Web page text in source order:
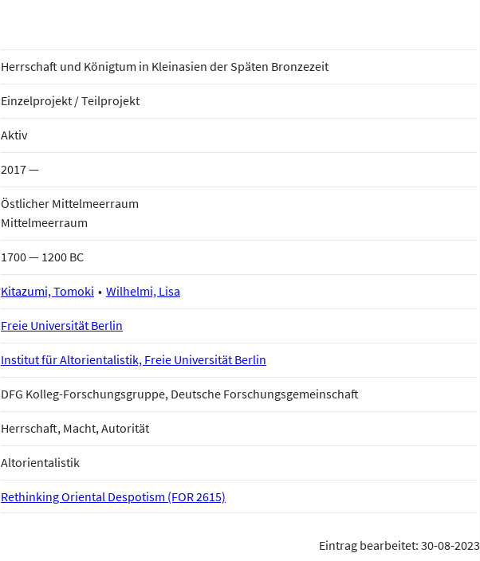
Herrschaft und Königtum in Kleinasien der Späten Bronzezeit
Einzelprojekt / Teilprojekt
Aktiv
2017 —
Östlicher Mittelmeerraum
Mittelmeerraum
1700 — 1200 BC
Kitazumi, Tomoki Wilhelmi, Lisa
Freie Universität Berlin
Institut für Altorientalistik, Freie Universität Berlin
DFG Kolleg-Forschungsgruppe, Deutsche Forschungsgemeinschaft
Herrschaft, Macht, Autorität
Altorientalistik
Rethinking Oriental Despotism (FOR 2615)
Eintrag bearbeitet: 30-08-2023